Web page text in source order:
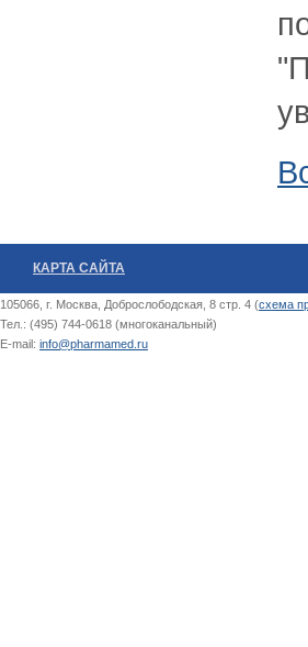
КАРТА САЙТА
105066, г. Москва, Доброслободская, 8 стр. 4 (схема
Тел.: (495) 744-0618 (многоканальный)
E-mail: info@pharmamed.ru